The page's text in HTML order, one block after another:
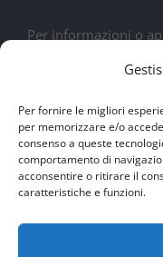
Per fornire le migliori
per memorizzare e/o
consenso a queste
comportamento di
acconsentire o ritirare il
caratteristiche e funzioni.
Per informazioni o
messaggio. Sarete
Lasciaci un